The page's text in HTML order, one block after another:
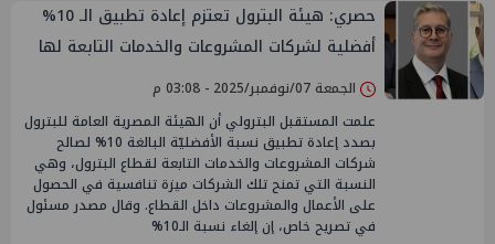
حصري: هيئة البترول تعتزم إعادة تطبيق الـ ‎%‎10
أفضلية لشركات المشروعات والخدمات التابعة لها
الجمعة 07/نوفمبر/2025 - 03:08 م
علمت المستقبل البترولي أن الهيئة المصرية العامة للبترول
بصدد إعادة تطبيق نسبة الأفضليّة البالغة ‎%‎10 لصالح
شركات المشروعات والخدمات التابعة لقطاع البترول، وهي
النسبة التي تمنح تلك الشركات ميزة تنافسية في الحصول
على الأعمال والمشروعات داخل القطاع. وقال مصدر مسئول
في تصريح خاص، إن إلغاء نسبة الـ‎%‎10